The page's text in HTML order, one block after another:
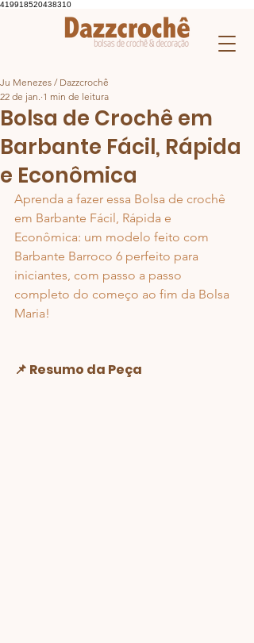
419918520438310
Bolsa de Crochê em
Barbante Fácil, Rápida
e Econômica
Ju Menezes / Dazzcrochê
22 de jan. 1 min de leitura
Aprenda a fazer essa Bolsa de crochê
em Barbante Fácil, Rápida e
Econômica: um modelo feito com
Barbante Barroco 6 perfeito para
iniciantes, com passo a passo
completo do começo ao fim da Bolsa
Maria!
📌 Resumo da Peça